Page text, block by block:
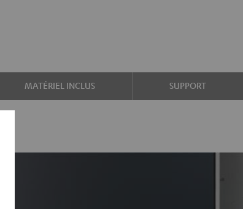
MATÉRIEL INCLUS SUPPORT